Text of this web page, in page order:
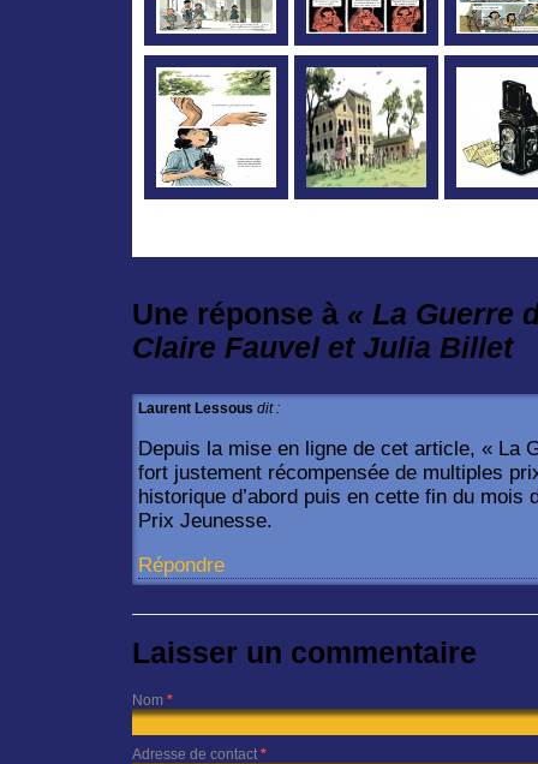
Une réponse à « La Guerre
Claire Fauvel et Julia Billet
Laurent Lessous dit :
Depuis la mise en ligne de cet article, « La
fort justement récompensée de multiples
historique d’abord puis en cette fin du mois
Prix Jeunesse.
Répondre
Laisser un commentaire
Nom *
Adresse de contact *